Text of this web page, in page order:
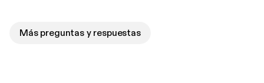
Más preguntas y respuestas